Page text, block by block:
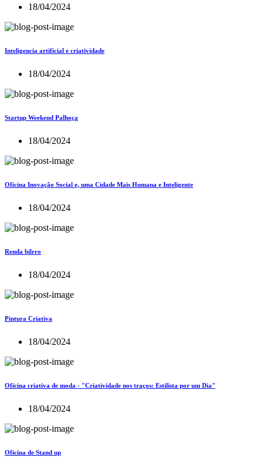
18/04/2024
Inteligencia artificial e criatividade
18/04/2024
Startup Weekend Palhoça
18/04/2024
Oficina Inovação Social e, uma Cidade Mais Humana e Inteligente
18/04/2024
Renda bilrro
18/04/2024
Pintura Criativa
18/04/2024
Oficina criativa de moda - "Criatividade nos traços: Estilista por um Dia"
18/04/2024
Oficina de Stand up